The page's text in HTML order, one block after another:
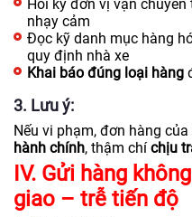
Hỏi kỹ đơn vị vận
nhạy cảm
Đọc kỹ danh mục hàng
quy định nhà xe
Khai báo đúng loại hàng
3. Lưu ý:
Nếu vi phạm, đơn hàng
hành chính, thậm chí chịu
IV. Gửi hàng
giao – trễ tiến độ